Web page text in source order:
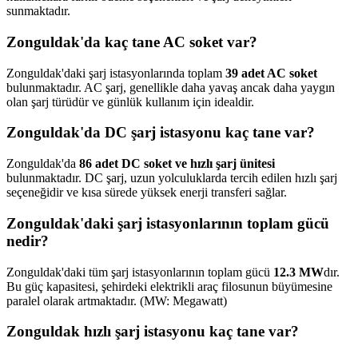
sunmaktadır.
Zonguldak'da kaç tane AC soket var?
Zonguldak'daki şarj istasyonlarında toplam 39 adet AC soket
bulunmaktadır. AC şarj, genellikle daha yavaş ancak daha yaygın
olan şarj türüdür ve günlük kullanım için idealdir.
Zonguldak'da DC şarj istasyonu kaç tane var?
Zonguldak'da 86 adet DC soket ve hızlı şarj ünitesi
bulunmaktadır. DC şarj, uzun yolculuklarda tercih edilen hızlı şarj
seçeneğidir ve kısa sürede yüksek enerji transferi sağlar.
Zonguldak'daki şarj istasyonlarının toplam gücü
nedir?
Zonguldak'daki tüm şarj istasyonlarının toplam gücü 12.3 MWdır.
Bu güç kapasitesi, şehirdeki elektrikli araç filosunun büyümesine
paralel olarak artmaktadır. (MW: Megawatt)
Zonguldak hızlı şarj istasyonu kaç tane var?